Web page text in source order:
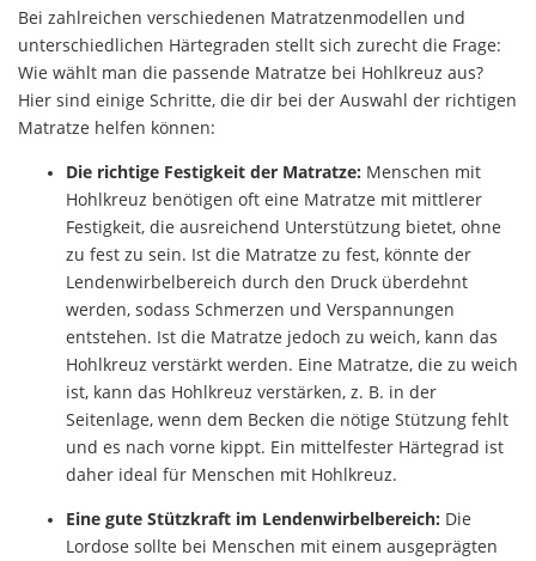
Bei zahlreichen verschiedenen Matratzenmodellen und
unterschiedlichen Härtegraden stellt sich zurecht die Frage:
Wie wählt man die passende Matratze bei Hohlkreuz aus?
Hier sind einige Schritte, die dir bei der Auswahl der richtigen
Matratze helfen können:
Die richtige Festigkeit der Matratze: Menschen mit
Hohlkreuz benötigen oft eine Matratze mit mittlerer
Festigkeit, die ausreichend Unterstützung bietet, ohne
zu fest zu sein. Ist die Matratze zu fest, könnte der
Lendenwirbelbereich durch den Druck überdehnt
werden, sodass Schmerzen und Verspannungen
entstehen. Ist die Matratze jedoch zu weich, kann das
Hohlkreuz verstärkt werden. Eine Matratze, die zu weich
ist, kann das Hohlkreuz verstärken, z. B. in der
Seitenlage, wenn dem Becken die nötige Stützung fehlt
und es nach vorne kippt. Ein mittelfester Härtegrad ist
daher ideal für Menschen mit Hohlkreuz.
Eine gute Stützkraft im Lendenwirbelbereich: Die
Lordose sollte bei Menschen mit einem ausgeprägten